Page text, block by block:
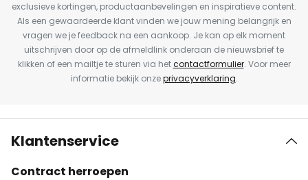
exclusieve kortingen, productaanbevelingen en inspiratieve content.
Als een gewaardeerde klant vinden we jouw mening belangrijk en
vragen we je feedback na een aankoop. Je kan op elk moment
uitschrijven door op de afmeldlink onderaan de nieuwsbrief te
klikken of een mailtje te sturen via hetcontactformulier. Voor meer
informatie bekijk onzeprivacyverklaring.
Klantenservice
Contract herroepen